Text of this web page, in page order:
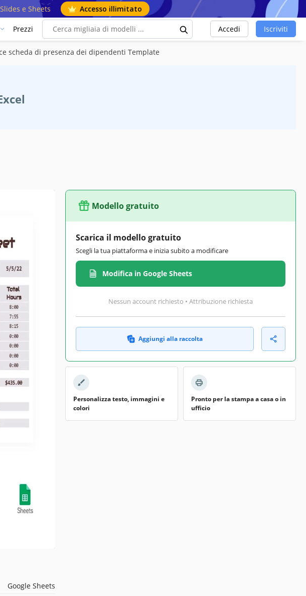
e Sheets Accesso illimitato
Prezzi Accedi Iscriviti
scheda di presenza dei dipendenti Template
Google Sheets
Modello gratuito
Scarica il modello gratuito
Scegli la tua piattaforma e inizia subito a modificare
Modifica in Google Sheets
Nessun account richiesto • Attribuzione richiesta
Aggiungi alla raccolta
Personalizza testo, immagini e
colori
Pronto per la stampa a casa o in
ufficio